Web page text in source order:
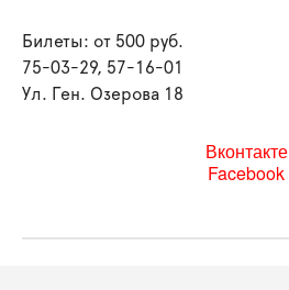
Билеты: от 500 руб.
75-03-29, 57-16-01
Ул. Ген. Озерова 18
Вконтакте
Facebook